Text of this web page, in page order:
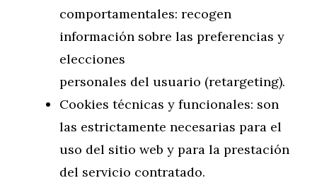
comportamentales: recogen
información sobre las preferencias y
elecciones
personales del usuario (retargeting).
Cookies técnicas y funcionales: son
las estrictamente necesarias para el
uso del sitio web y para la prestación
del servicio contratado.